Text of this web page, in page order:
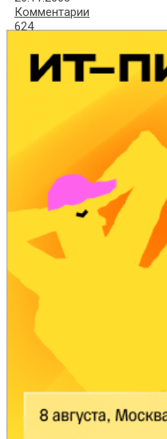
Комментарии
624